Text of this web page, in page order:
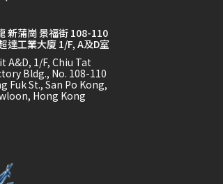
新蒲崗 景福街 108-110
達工業大廈 1/F, A及D室
A&D, 1/F, Chiu Tat
Bldg., No. 108-110
Fuk St., San Po Kong,
Hong Kong